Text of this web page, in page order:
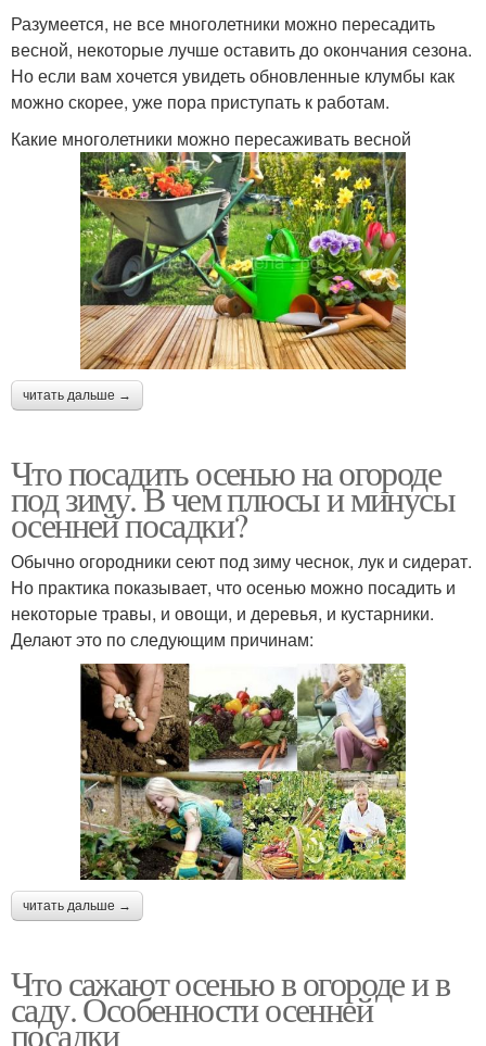
Разумеется, не все многолетники можно пересадить
весной, некоторые лучше оставить до окончания сезона.
Но если вам хочется увидеть обновленные клумбы как
можно скорее, уже пора приступать к работам.
Какие многолетники можно пересаживать весной
читать дальше →
Что посадить осенью на огороде
под зиму. В чем плюсы и минусы
осенней посадки?
Обычно огородники сеют под зиму чеснок, лук и сидерат.
Но практика показывает, что осенью можно посадить и
некоторые травы, и овощи, и деревья, и кустарники.
Делают это по следующим причинам:
читать дальше →
Что сажают осенью в огороде и в
саду. Особенности осенней
посадки